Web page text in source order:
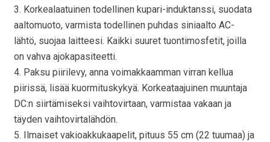
3. Korkealaatuinen todellinen kupari-induktanssi, suodata
aaltomuoto, varmista todellinen puhdas siniaalto AC-
lähtö, suojaa laitteesi. Kaikki suuret tuontimosfetit, joilla
on vahva ajokapasiteetti.
4. Paksu piirilevy, anna voimakkaamman virran kellua
piirissä, lisää kuormituskykyä. Korkeataajuinen muuntaja
DC:n siirtämiseksi vaihtovirtaan, varmistaa vakaan ja
täyden vaihtovirtalähdön.
5. Ilmaiset vakioakkukaapelit, pituus 55 cm (22 tuumaa) ja